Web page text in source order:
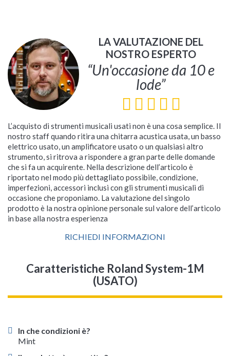
LA VALUTAZIONE DEL
NOSTRO ESPERTO
“Un'occasione da 10 e
lode”
L’acquisto di strumenti musicali usati non è una cosa semplice. Il
nostro staff quando ritira una chitarra acustica usata, un basso
elettrico usato, un amplificatore usato o un qualsiasi altro
strumento, si ritrova a rispondere a gran parte delle domande
che si fa un acquirente. Nella descrizione dell’articolo è
riportato nel modo più dettagliato possibile, condizione,
imperfezioni, accessori inclusi con gli strumenti musicali di
occasione che proponiamo. La valutazione del singolo
prodotto è la nostra opinione personale sul valore dell’articolo
in base alla nostra esperienza
RICHIEDI INFORMAZIONI
Caratteristiche Roland System-1M
(USATO)
In che condizioni è?
Mint